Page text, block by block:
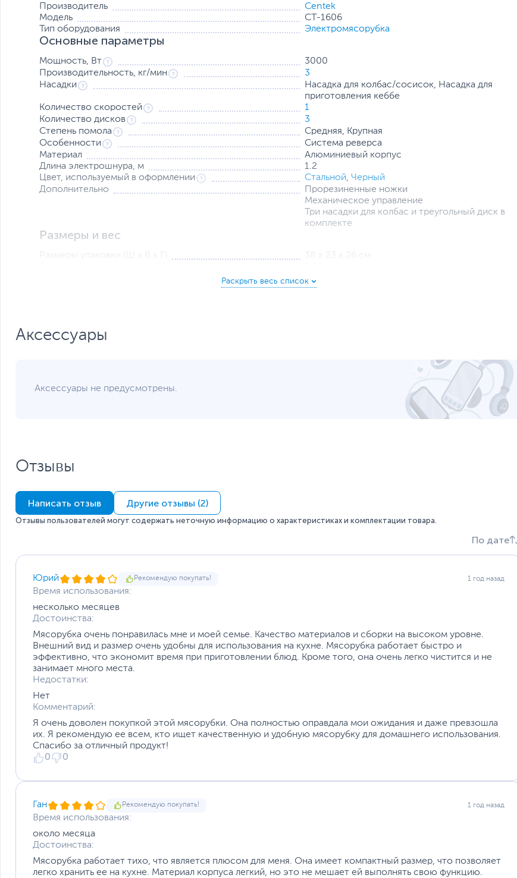
Производитель
Centek
Модель
CT-1606
Тип оборудования
Электромясорубка
Основные параметры
Мощность, Вт
3000
Производительность, кг/мин
3
Насадки
Насадка для колбас/сосисок, Насадка для
приготовления кеббе
Количество скоростей
1
Количество дисков
3
Степень помола
Средняя, Крупная
Особенности
Система реверса
Материал
Алюминиевый корпус
Длина электрошнура, м
1.2
Цвет, используемый в оформлении
Стальной, Черный
Дополнительно
Прорезиненные ножки
Механическое управление
Три насадки для колбас и треугольный диск в
комплекте
Размеры и вес
Xарактеристики, комплект поставки и внешний вид данного товара могут отличаться от указанных или могут быть изменены производителем
без отражения в каталоге интернет-магазина.
Аксессуары
Аксессуары не предусмотрены.
Отзывы
Написать отзыв Другие отзывы (2)
Отзывы пользователей могут содержать неточную информацию о характеристиках и комплектации товара.
По дате
Юрий Рекомендую покупать! 1 год назад
Время использования:
несколько месяцев
Достоинства:
Мясорубка очень понравилась мне и моей семье. Качество материалов и сборки на высоком уровне.
Внешний вид и размер очень удобны для использования на кухне. Мясорубка работает быстро и
эффективно, что экономит время при приготовлении блюд. Кроме того, она очень легко чистится и не
занимает много места.
Недостатки:
Нет
Комментарий:
Я очень доволен покупкой этой мясорубки. Она полностью оправдала мои ожидания и даже превзошла
их. Я рекомендую ее всем, кто ищет качественную и удобную мясорубку для домашнего использования.
Спасибо за отличный продукт!
0
0
Ган Рекомендую покупать! 1 год назад
Время использования:
около месяца
Достоинства:
Мясорубка работает тихо, что является плюсом для меня. Она имеет компактный размер, что позволяет
легко хранить ее на кухне. Материал корпуса легкий, но это не мешает ей выполнять свою функцию.